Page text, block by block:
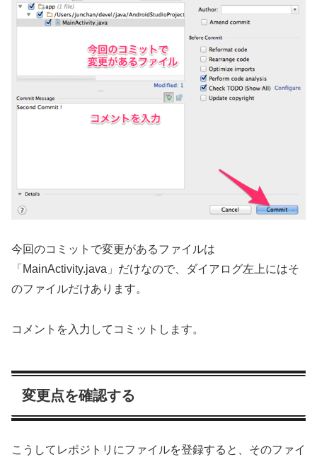
今回のコミットで変更があるファイルは
「MainActivity.java」だけなので、ダイアログ左上にはそ
のファイルだけあります。
コメントを入力してコミットします。
変更点を確認する
こうしてレポジトリにファイルを登録すると、そのファイ